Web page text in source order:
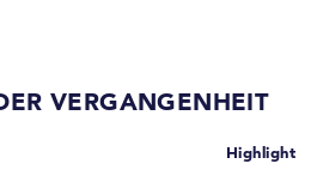
VERGANGENHEIT
Highlight